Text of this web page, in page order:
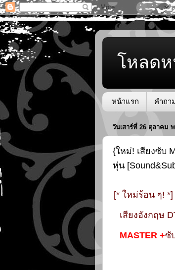
โหลดห
หน้าแรก คำถา
วันเสาร์ที่ 26 ตุลาคม
{ใหม่! เสียงซับ
หุ่น
[* ใหม่ร้อน ๆ!
เสียงอังกฤษ
MASTER +ซั